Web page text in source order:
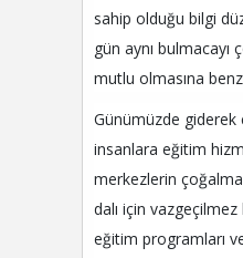
sahip olduğu bilgi
gün aynı bulmacayı
mutlu olmasına
Günümüzde
insanlara eğitim
merkezlerin
dalı için
eğitim programları